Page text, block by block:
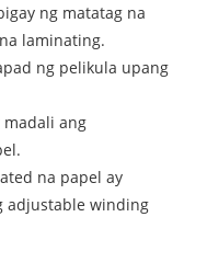
ng matatag na
laminating.
ng pelikula upang
madali ang
na papel ay
adjustable winding